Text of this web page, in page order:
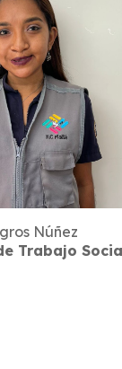
Núñez
Trabajo